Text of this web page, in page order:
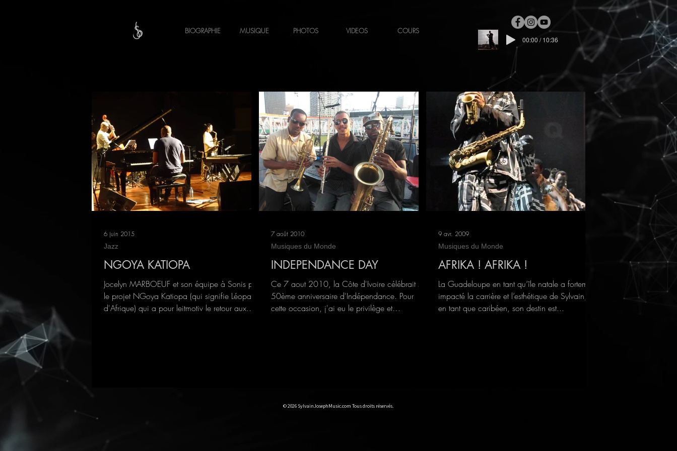
BIOGRAPHIE MUSIQUE PHOTOS VIDEOS COURS
00:00 / 10:36
NGOYA KATIOPA
Jocelyn MARBOEUF et son équipe à Sonis pour
le projet NGoya Katiopa (qui signifie Léopard
d'Afrique) qui a pour leitmotiv le retour aux...
Jazz
6 juin 2015
INDEPENDANCE DAY
Ce 7 aout 2010, la Côte d'Ivoire célébrait son
50ème anniversaire d'Indépendance. Pour
cette occasion, j'ai eu le privilège et
Musiques du Monde
7 août 2010
AFRIKA ! AFRIKA !
La Guadeloupe en tant qu’île natale a fortement
impacté la carrière et l’esthétique de Sylvain, et
en tant que caribéen, son destin est...
Musiques du Monde
9 avr. 2009
© 2026 SylvainJosephMusic.com Tous droits réservés.